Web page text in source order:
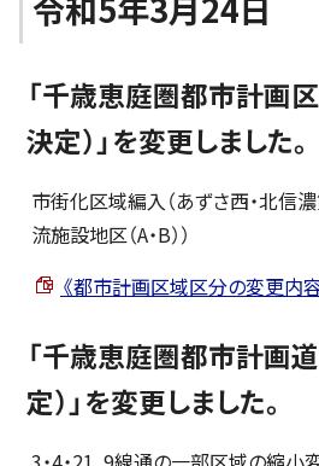
「千歳恵庭圏都市計画
決定）」を変更しました。
市街化区域編入（あずさ西・北信
流施設地区（A・B））
《都市計画区域区分の変更内容
「千歳恵庭圏都市計画
定）」を変更しました。